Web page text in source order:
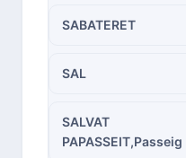
SABATERET
SAL
SALVAT
PAPASSEIT,Passeig